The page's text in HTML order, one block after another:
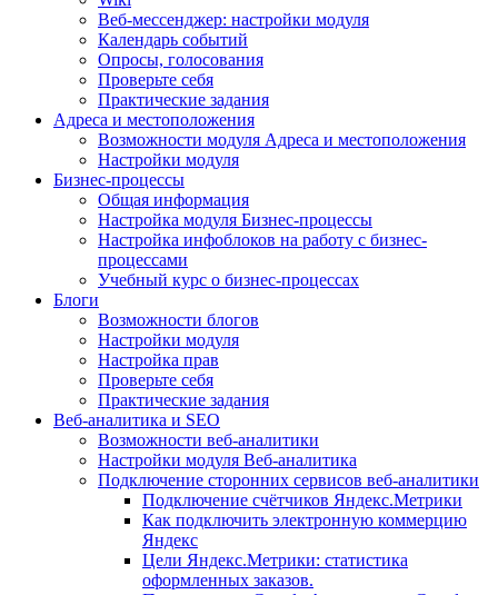
Веб-мессенджер: настройки модуля
Календарь событий
Опросы, голосования
Проверьте себя
Практические задания
Адреса и местоположения
Возможности модуля Адреса и местоположения
Настройки модуля
Бизнес-процессы
Общая информация
Настройка модуля Бизнес-процессы
Настройка инфоблоков на работу с бизнес-
процессами
Учебный курс о бизнес-процессах
Блоги
Возможности блогов
Настройки модуля
Настройка прав
Проверьте себя
Практические задания
Веб-аналитика и SEO
Возможности веб-аналитики
Настройки модуля Веб-аналитика
Подключение сторонних сервисов веб-аналитики
Подключение счётчиков Яндекс.Метрики
Как подключить электронную коммерцию
Яндекс
Цели Яндекс.Метрики: статистика
оформленных заказов.